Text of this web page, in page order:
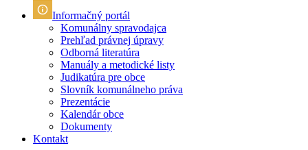
Informačný portál
Komunálny spravodajca
Prehľad právnej úpravy
Odborná literatúra
Manuály a metodické listy
Judikatúra pre obce
Slovník komunálneho práva
Prezentácie
Kalendár obce
Dokumenty
Kontakt